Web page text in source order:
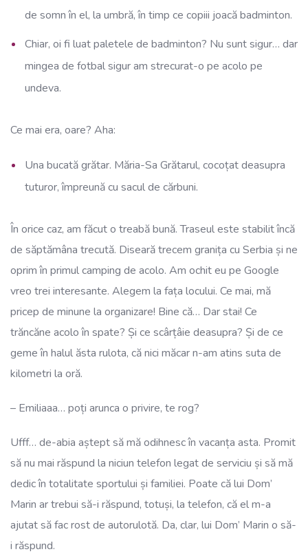
de somn în el, la umbră, în timp ce copiii joacă badminton.
Chiar, oi fi luat paletele de badminton? Nu sunt sigur… dar
mingea de fotbal sigur am strecurat-o pe acolo pe
undeva.
Ce mai era, oare? Aha:
Una bucată grătar. Măria-Sa Grătarul, cocoțat deasupra
tuturor, împreună cu sacul de cărbuni.
În orice caz, am făcut o treabă bună. Traseul este stabilit încă
de săptămâna trecută. Diseară trecem granița cu Serbia și ne
oprim în primul camping de acolo. Am ochit eu pe Google
vreo trei interesante. Alegem la fața locului. Ce mai, mă
pricep de minune la organizare! Bine că… Dar stai! Ce
trăncăne acolo în spate? Și ce scârțâie deasupra? Și de ce
geme în halul ăsta rulota, că nici măcar n-am atins suta de
kilometri la oră.
– Emiliaaa… poți arunca o privire, te rog?
Ufff… de-abia aștept să mă odihnesc în vacanța asta. Promit
să nu mai răspund la niciun telefon legat de serviciu și să mă
dedic în totalitate sportului și familiei. Poate că lui Dom’
Marin ar trebui să-i răspund, totuși, la telefon, că el m-a
ajutat să fac rost de autorulotă. Da, clar, lui Dom’ Marin o să-
i răspund.